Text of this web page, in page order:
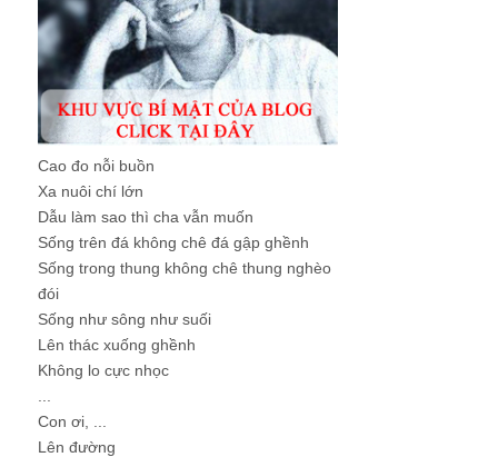
Cao đo nỗi buồn
Xa nuôi chí lớn
Dẫu làm sao thì cha vẫn muốn
Sống trên đá không chê đá gập ghềnh
Sống trong thung không chê thung nghèo
đói
Sống như sông như suối
Lên thác xuống ghềnh
Không lo cực nhọc
Con ơi, ...
Lên đường